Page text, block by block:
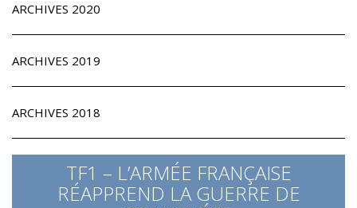
ARCHIVES 2020
ARCHIVES 2019
ARCHIVES 2018
TF1 – L’ARMÉE FRANÇAISE
RÉAPPREND LA GUERRE DE